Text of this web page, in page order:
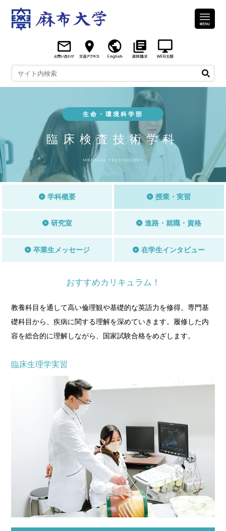
生命・環境科学部
臨床検査技術学科
MEDICAL TECHNOLOGY
学科概要 授業・実習
研究室 進路・就職・資格
卒業生メッセージ 在学生インタビュー
おすすめカリキュラム！
教養科目を通して高い倫理観や基礎的な英語力を修得。専門基
礎科目から、疾病に関する理解を深めていきます。履修した内
容を総合的に理解しながら、国家試験合格をめざします。
臨床生理学実習